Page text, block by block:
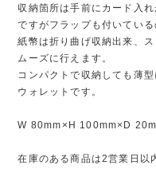
収納箇所は手前にカード入
ですがフラップも付いている
紙幣は折り曲げ収納出来、
ムーズに行えます。
コンパクトで収納しても薄
ウォレットです。
W 80mm×H 100mm×D
在庫のある商品は2営業日以